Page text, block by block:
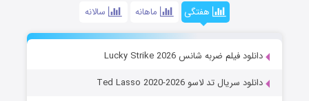
هفتگی ماهانه سالانه
دانلود فیلم ضربه شانس Lucky Strike 2026
دانلود سریال تد لاسو Ted Lasso 2020-2026